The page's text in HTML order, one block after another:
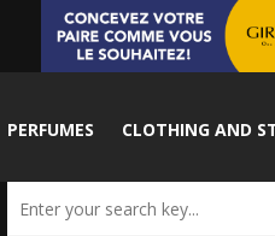
PERFUMES CLOTHING AND